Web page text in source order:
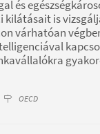
és
kilátásait is
várhatóan
OECD